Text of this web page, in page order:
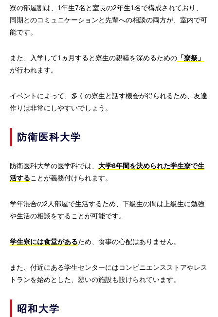
寮の部屋割は、1年生7名と室長の2年生1名で構成されており、
同期とのコミュニケーションと先輩への相談の両方が、室内で可
能です。
また、入学して1ヵ月すると寮生の親睦を深めるための 「寮祭」
が行われます。
イベントによって、多くの寮生と話す機会が得られるため、友達
作りは非常にしやすいでしょう。
防衛医科大学
防衛医科大学の医学科では、 大学6年間を決められた学生寮で生
活することが義務付けられます。
学年混合の2人部屋で生活するため、下級生の間は上級生に勉強
や生活の相談をすることが可能です。
学生寮には食堂があるため、食事の心配はありません。
また、付近にある学生センターにはコンビニエンスストアやレス
トランを始めとした、憩いの施設も設けられています。
昭和大学